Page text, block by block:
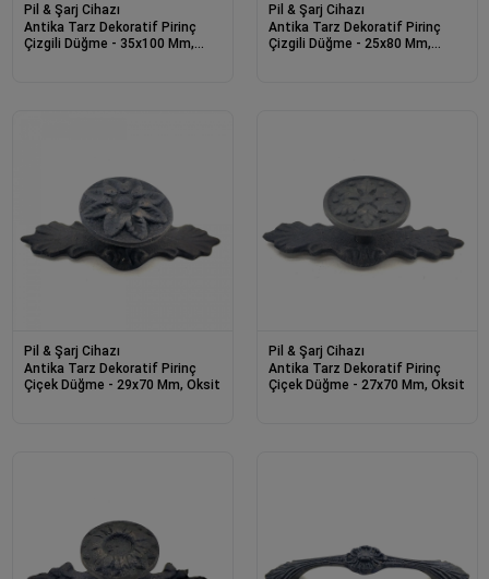
Pil & Şarj Cihazı
Antika Tarz Dekoratif Pirinç
Çizgili Düğme - 35x100 Mm,
Pil & Şarj Cihazı
Antika Tarz Dekoratif Pirinç
Çizgili Düğme - 25x80 Mm,
Pil & Şarj Cihazı
Antika Tarz Dekoratif Pirinç
Çiçek Düğme - 29x70 Mm, Oksit
Pil & Şarj Cihazı
Antika Tarz Dekoratif Pirinç
Çiçek Düğme - 27x70 Mm, Oksit